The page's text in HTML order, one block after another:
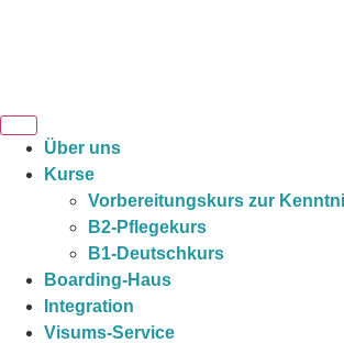
Über uns
Kurse
Vorbereitungskurs zur
B2-Pflegekurs
B1-Deutschkurs
Boarding-Haus
Integration
Visums-Service